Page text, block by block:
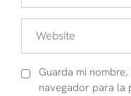
Guarda mi
navegador para la